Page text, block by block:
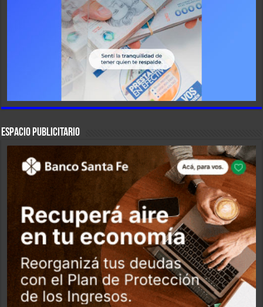
ESPACIO PUBLICITARIO